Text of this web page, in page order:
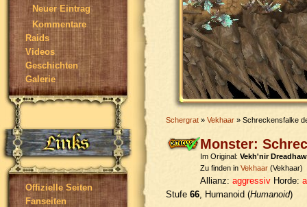
Neuer Eintrag
Kommentare
Raids
Videos
Geschichten
Galerie
Offizielle Seiten
Fanseiten
Schergrat » Vekhaar » Schreckensfalke
Monster:
Im Original: Vekh'nir
Zu finden in Vekhaar (Vekhaar)
Allianz: aggressiv Horde:
Stufe 66 , Humanoid (Humanoid)